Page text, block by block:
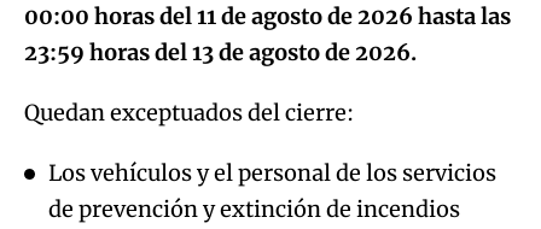
00:00 horas del 11 de agosto de 2026 hasta las
23:59 horas del 13 de agosto de 2026.
Quedan exceptuados del cierre:
Los vehículos y el personal de los servicios
de prevención y extinción de incendios